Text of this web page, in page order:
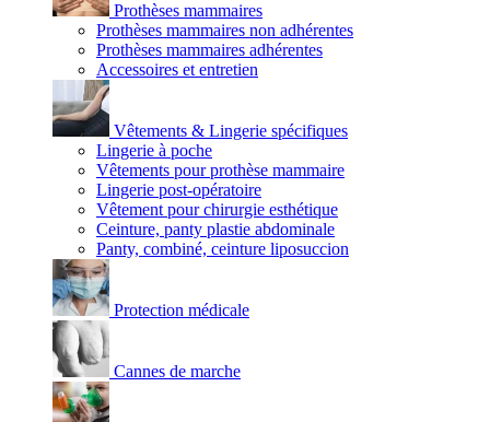
Prothèses mammaires
Prothèses mammaires non adhérentes
Prothèses mammaires adhérentes
Accessoires et entretien
Vêtements & Lingerie spécifiques
Lingerie à poche
Vêtements pour prothèse mammaire
Lingerie post-opératoire
Vêtement pour chirurgie esthétique
Ceinture, panty plastie abdominale
Panty, combiné, ceinture liposuccion
Protection médicale
Cannes de marche